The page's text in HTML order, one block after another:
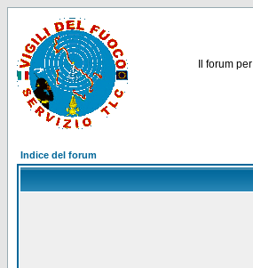
Il forum per
Indice del forum